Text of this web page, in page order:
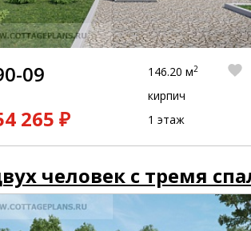
09
265 ₽
146.20 м2
кирпич
1 этаж
человек с тремя